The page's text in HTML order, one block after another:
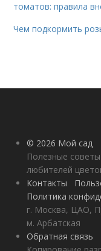
томатов: правила
Чем подкормить
© 2026 Мой сад
Полезные
любителей
Контакты
Политика
г. Москва, ЦАО,
м. Арбатская
Обратная связь